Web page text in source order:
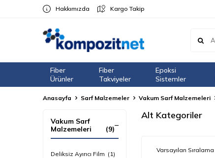
Hakkımızda Kargo Takip
Fiber
Ürünler
Fiber
Takviyeler
Epoksi
Sistemler
Anasayfa Sarf Malzemeler Vakum Sarf Malzemeleri
Vakum Sarf
Malzemeleri
(9)
Deliksiz Ayırıcı Film (1)
Alt Kategoriler